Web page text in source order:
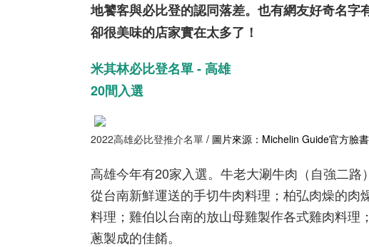
地饕客與必比登的認同落差。也有網友好奇名
卻很美味的店家實在太多了！
米其林必比登名單 - 高雄
20間入選
2022高雄必比登推介名單 / 圖片來源：Michelin Guide官方臉書
高雄今年有20家入選。牛老大涮牛肉（自強二
從台南新鮮運送的手切牛肉料理；柏弘肉燥的
料理；雞伯以台南的放山母雞製作各式雞肉料
蔥製成的佳餚。